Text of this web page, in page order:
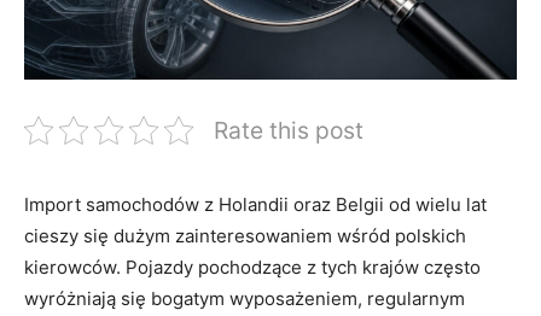
Rate this post
Import samochodów z Holandii oraz Belgii od wielu lat
cieszy się dużym zainteresowaniem wśród polskich
kierowców. Pojazdy pochodzące z tych krajów często
wyróżniają się bogatym wyposażeniem, regularnym